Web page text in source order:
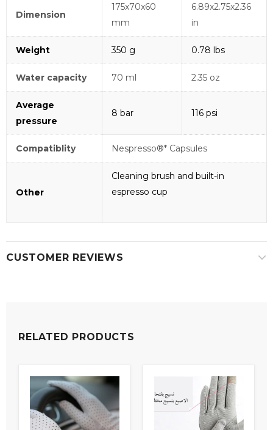
Dimension
175x70x60
mm
6.89x2.75x2.36
in
Weight 350 g 0.78 lbs
Water capacity 70 ml 2.35 oz
Average
pressure
8 bar 116 psi
Compatiblity Nespresso®* Capsules
Other
Cleaning brush and built-in
espresso cup
CUSTOMER REVIEWS
RELATED PRODUCTS